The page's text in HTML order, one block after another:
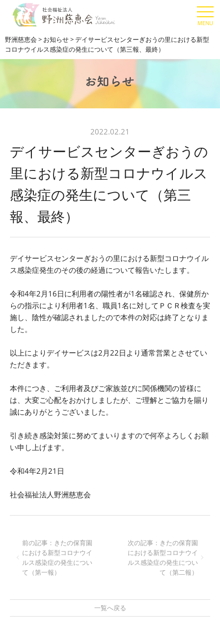
野洲慈恵会 > お知らせ>デイサービスセンターぎおうの里における新型
コロナウイルス感染症の発生について（第三報、最終）
2022.02.21
デイサービスセンターぎおうの
里における新型コロナウイルス
感染症の発生について（第三
報、最終）
デイサービスセンターぎおうの里における新型コロナウイル
ス感染症発生のその後の経過について報告いたします。
令和4年2月16日に利用者の陽性者が1名確認され、保健所か
らの指示により利用者1名、職員1名に対してＰＣＲ検査を実
施し、陰性が確認されましたので本件の対応は終了となりま
した。
以上によりデイサービスは2月22日より通常営業とさせてい
ただきます。
本件につき、ご利用者及びご家族並びに関係機関の皆様に
は、大変ご心配をおかけしましたが、ご理解とご協力を賜り
誠にありがとうございました。
引き続き感染対策に努めてまいりますので何卒よろしくお願
い申し上げます。
令和4年2月21日
社会福祉法人野洲慈恵会
前の記事：きたの保育園
における新型コロナウイ
ルス感染症の発生につい
て（第一報）
次の記事：きたの保育園
における新型コロナウイ
ルス感染症の発生につい
て（第二報）
一覧へ戻る